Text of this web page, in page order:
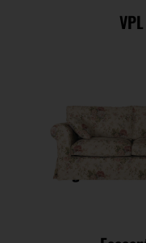
VPL